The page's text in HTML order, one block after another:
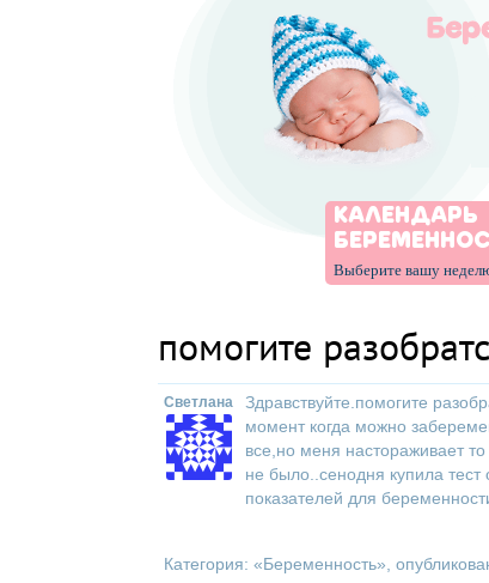
КАЛЕНДАРЬ
Выберите вашу
помогите
Светлана
Здравствуйте.помогите
момент когда можно
все,но меня настораживает то
не было..сенодня купила
показателей для
Категория: «Беременность»,